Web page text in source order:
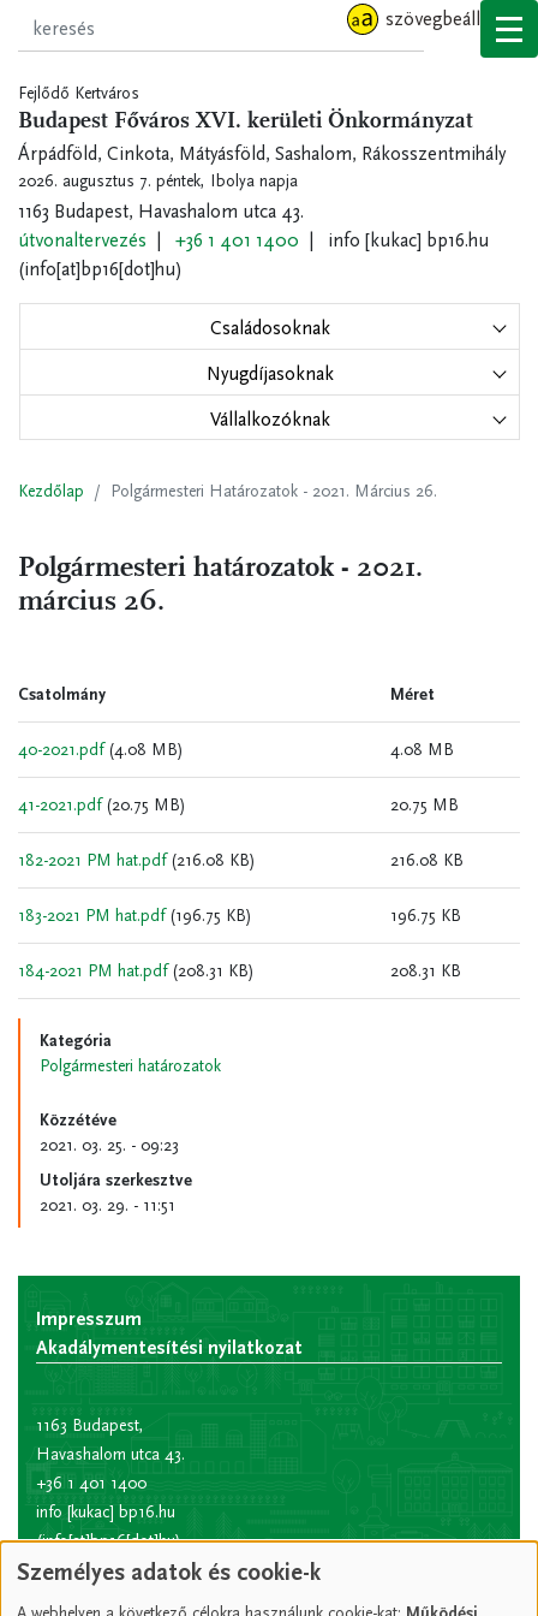
szövegbeállítások
Fejlődő Kertváros
Budapest Főváros XVI. kerületi Önkormányzat
Árpádföld, Cinkota, Mátyásföld, Sashalom, Rákosszentmihály
2026. augusztus 7. péntek, Ibolya napja
1163 Budapest, Havashalom utca 43.
útvonaltervezés
+36 1 401 1400 info [kukac] bp16.hu
(info[at]bp16[dot]hu)
Családosoknak
Nyugdíjasoknak
Vállalkozóknak
Kezdőlap Polgármesteri Határozatok - 2021. Március 26.
Polgármesteri határozatok - 2021.
március 26.
Csatolmány Méret
40-2021.pdf (4.08 MB) 4.08 MB
41-2021.pdf (20.75 MB) 20.75 MB
182-2021 PM hat.pdf (216.08 KB) 216.08 KB
183-2021 PM hat.pdf (196.75 KB) 196.75 KB
184-2021 PM hat.pdf (208.31 KB) 208.31 KB
Kategória
Polgármesteri határozatok
Közzétéve
2021. 03. 25. - 09:23
Utoljára szerkesztve
2021. 03. 29. - 11:51
Impresszum
Akadálymentesítési nyilatkozat
1163 Budapest,
Havashalom utca 43.
+36 1 401 1400
info [kukac] bp16.hu
(info[at]bp16[dot]hu)
Hivatali kapu rövid
Személyes adatok és cookie-k